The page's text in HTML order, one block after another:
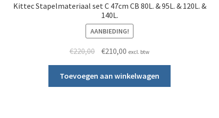
Kittec Stapelmateriaal set C 47cm CB 80L. & 95L. & 120L. &
140L.
AANBIEDING!
€220,00 Oorspronkelijke prijs was: €220,00.
€210,00Huidige prijs is: €210,00.
excl. btw
Toevoegen aan winkelwagen